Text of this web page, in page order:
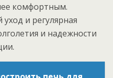
комфортным.
и регулярная
и надежности